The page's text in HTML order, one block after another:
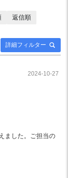
詳細フィルター
返信順
2024-10-27
ました。ご担当の